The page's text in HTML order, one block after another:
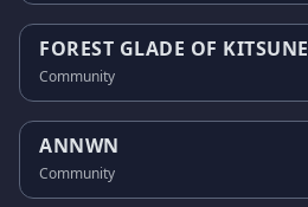
FOREST GLADE OF KITSUNE
Community
ANNWN
Community